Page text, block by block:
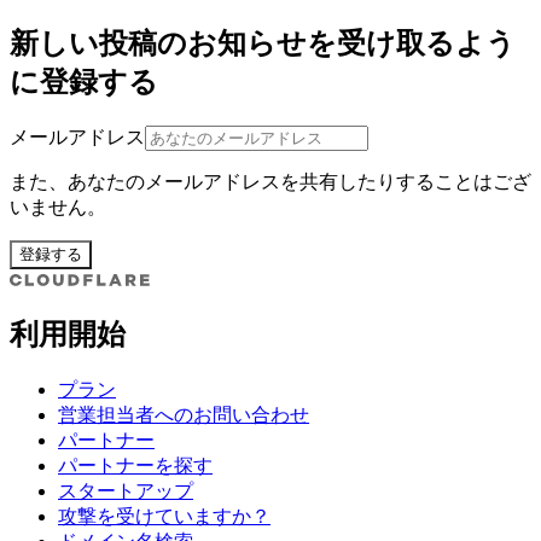
新しい投稿のお知らせを受け取るよう
に登録する
メールアドレス
また、あなたのメールアドレスを共有したりすることはござ
いません。
登録する
利用開始
プラン
営業担当者へのお問い合わせ
パートナー
パートナーを探す
スタートアップ
攻撃を受けていますか？